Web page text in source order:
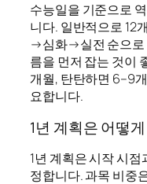
수능일을 기준으로
니다. 일반적으로 12
→심화→실전 순으로
름을 먼저 잡는 것이
개월, 탄탄하면 6–9
요합니다.
1년 계획은 어떻
1년 계획은 시작 시
정합니다. 과목 비중